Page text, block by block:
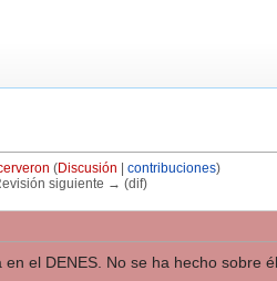
(Discusión contribuciones)
siguiente → (dif)
el DENES. No se ha hecho